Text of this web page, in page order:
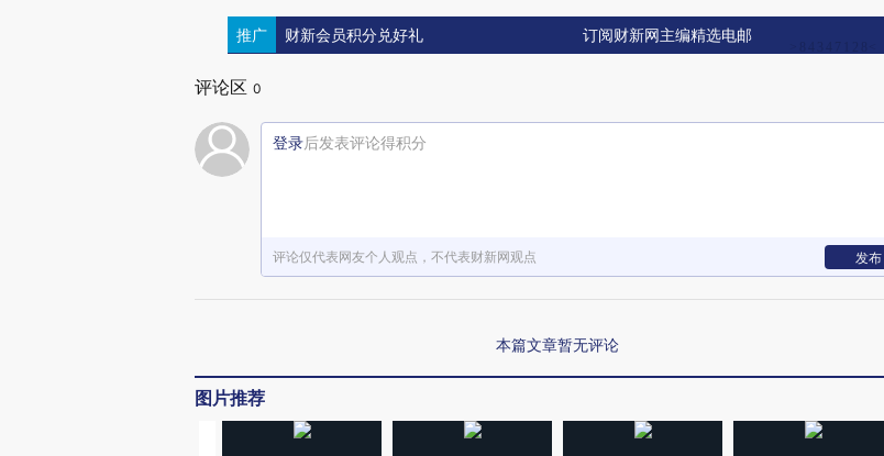
推广 财新会员积分兑好礼 订阅财新网主编精选电邮
评论区 0
登录后发表评论得积分
评论仅代表网友个人观点，不代表财新网观点 发布
本篇文章暂无评论
图片推荐